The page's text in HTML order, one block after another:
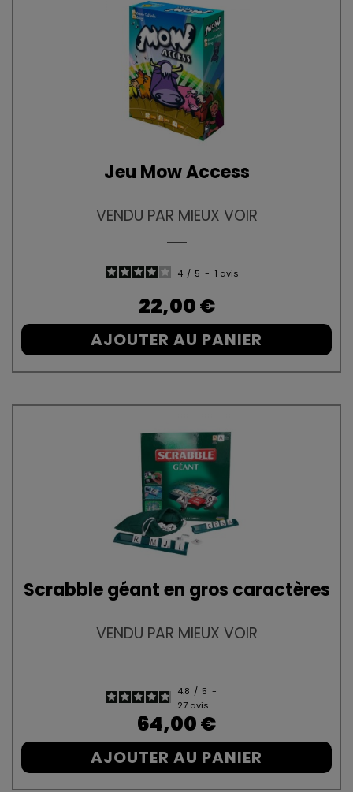
Jeu Mow Access
VENDU PAR MIEUX VOIR
4 / 5 - 1 avis
Prix
22,00 €
AJOUTER AU PANIER
Scrabble géant en gros caractères
VENDU PAR MIEUX VOIR
4.8 / 5 -
27 avis
Prix
64,00 €
AJOUTER AU PANIER